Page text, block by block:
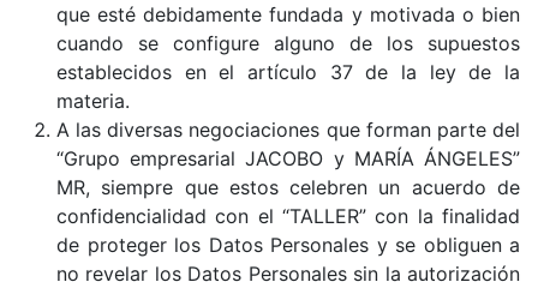
que esté debidamente fundada y motivada o bien
cuando se configure alguno de los supuestos
establecidos en el artículo 37 de la ley de la
materia.
A las diversas negociaciones que forman parte del
“Grupo empresarial JACOBO y MARÍA ÁNGELES”
MR, siempre que estos celebren un acuerdo de
confidencialidad con el “TALLER” con la finalidad
de proteger los Datos Personales y se obliguen a
no revelar los Datos Personales sin la autorización